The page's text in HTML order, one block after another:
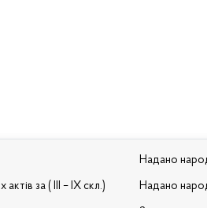
за ( III – IX скл.)
Надано
Надано